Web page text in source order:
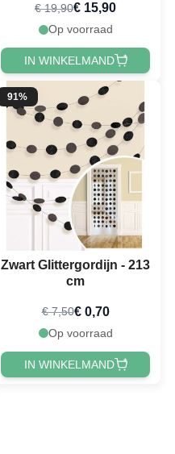
€ 19,90€ 15,90
Op voorraad
IN WINKELMAND
91%
Zwart Glittergordijn - 213
cm
€ 7,50€ 0,70
Op voorraad
IN WINKELMAND